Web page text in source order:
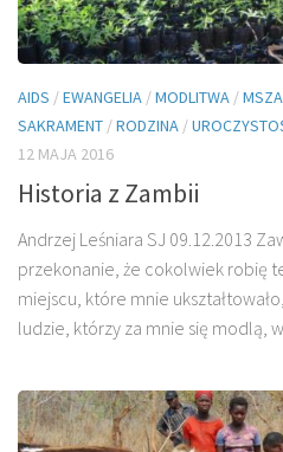
AIDS /EWANGELIA /MODLITWA /
SAKRAMENT /RODZINA /
12 MAJA 2016
Historia z Zambii
Andrzej Leśniara SJ 09.12.2013
przekonanie, że cokol­wiek robię
miejscu, któ­re mnie
ludzie, którzy za mnie się modlą,